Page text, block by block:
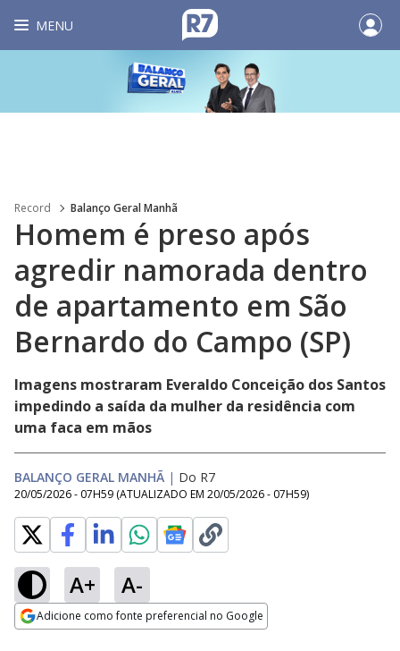
MENU
Record Balanço Geral Manhã
Homem é preso após
agredir namorada dentro
de apartamento em São
Bernardo do Campo (SP)
Imagens mostraram Everaldo Conceição dos Santos
impedindo a saída da mulher da residência com
uma faca em mãos
BALANÇO GERAL MANHÃ | Do R7
20/05/2026 - 07H59 (ATUALIZADO EM 20/05/2026 - 07H59)
A+ A-
Adicione como fonte preferencial no Google
Ativar
Loaded
29.48%